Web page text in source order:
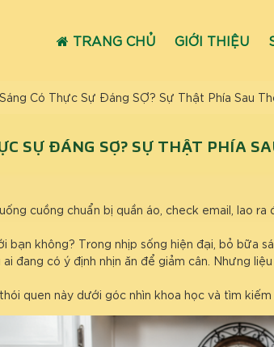
TRANG CHỦ GIỚI THIỆU
Có Thực Sự Đáng SỢ? Sự Thật Phía Sau
SỰ ĐÁNG SỢ? SỰ THẬT PHÍA
cuồng chuẩn bị quần áo, check email, lao
bạn không? Trong nhịp sống hiện đại, bỏ bữa
đang có ý định nhịn ăn để giảm cân. Nhưng
quen này dưới góc nhìn khoa học và tìm